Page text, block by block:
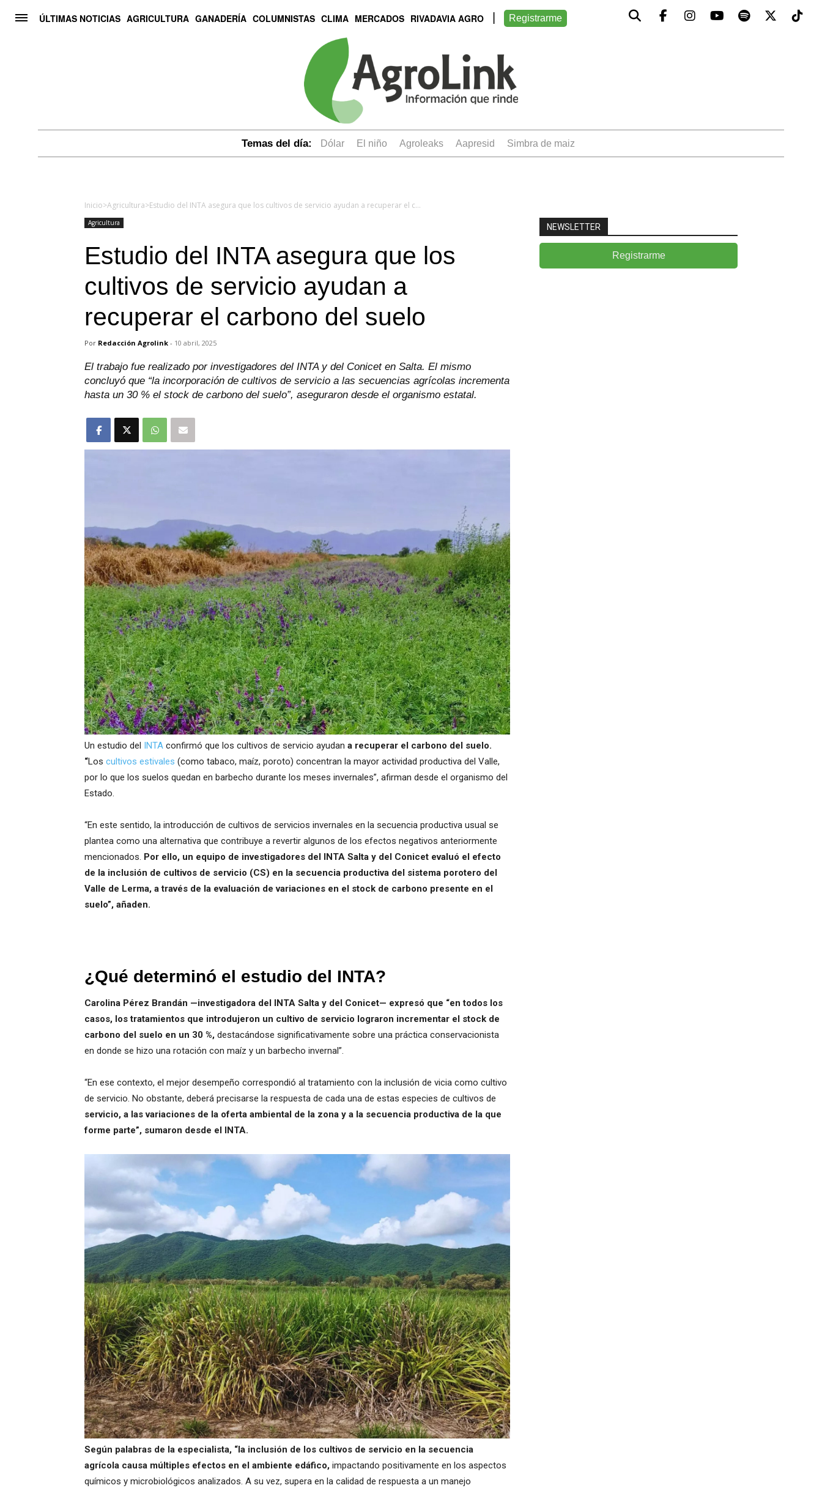
ÚLTIMAS NOTICIAS AGRICULTURA GANADERÍA COLUMNISTAS CLIMA MERCADOS RIVADAVIA AGRO Registrarme
Temas del día: dólar el niño Agroleaks aapresid simbra de maiz
Inicio>Agricultura> Estudio del INTA asegura que los cultivos de servicio ayudan a recuperar el carbono del suelo
Agricultura
Estudio del INTA asegura que los
cultivos de servicio ayudan a
recuperar el carbono del suelo
Por Redacción Agrolink - 10 abril, 2025
El trabajo fue realizado por investigadores del INTA y del Conicet en Salta. El mismo
concluyó que “la incorporación de cultivos de servicio a las secuencias agrícolas incrementa
hasta un 30 % el stock de carbono del suelo”, aseguraron desde el organismo estatal.
Un estudio del INTA confirmó que los cultivos de servicio ayudan a recuperar el carbono del suelo.
“Los cultivos estivales (como tabaco, maíz, poroto) concentran la mayor actividad productiva del Valle,
por lo que los suelos quedan en barbecho durante los meses invernales”, afirman desde el organismo del
Estado.
“En este sentido, la introducción de cultivos de servicios invernales en la secuencia productiva usual se
plantea como una alternativa que contribuye a revertir algunos de los efectos negativos anteriormente
mencionados. Por ello, un equipo de investigadores del INTA Salta y del Conicet evaluó el efecto
de la inclusión de cultivos de servicio (CS) en la secuencia productiva del sistema porotero del
Valle de Lerma, a través de la evaluación de variaciones en el stock de carbono presente en el
suelo”, añaden.
¿Qué determinó el estudio del INTA?
Carolina Pérez Brandán —investigadora del INTA Salta y del Conicet— expresó que “en todos los
casos, los tratamientos que introdujeron un cultivo de servicio lograron incrementar el stock de
carbono del suelo en un 30 %, destacándose significativamente sobre una práctica conservacionista
en donde se hizo una rotación con maíz y un barbecho invernal”.
“En ese contexto, el mejor desempeño correspondió al tratamiento con la inclusión de vicia como cultivo
de servicio. No obstante, deberá precisarse la respuesta de cada una de estas especies de cultivos de
servicio, a las variaciones de la oferta ambiental de la zona y a la secuencia productiva de la que
forme parte”, sumaron desde el INTA.
Según palabras de la especialista, “la inclusión de los cultivos de servicio en la secuencia
agrícola causa múltiples efectos en el ambiente edáfico, impactando positivamente en los aspectos
químicos y microbiológicos analizados. A su vez, supera en la calidad de respuesta a un manejo
NEWSLETTER
Registrarme